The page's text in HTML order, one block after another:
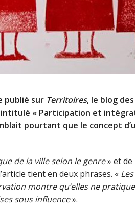
publié sur Territoires, le blog
« Participation et
pourtant que le concept
de la ville selon le genre» et de
tient en deux phrases. «
montre qu’elles ne
sous influence».